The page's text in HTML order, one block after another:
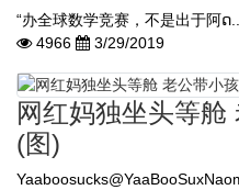
“办全球数学竞赛，不是出于阿ດ...
4966
3/29/2019
网红妈独坐头等舱
(图)